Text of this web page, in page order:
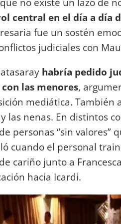
central en el día a día
fue un sostén
judiciales con
habría pedido
las menores,
mediática. También
nenas. En distintos
personas “sin valores”
cuando el personal
cariño junto a
hacia Icardi.